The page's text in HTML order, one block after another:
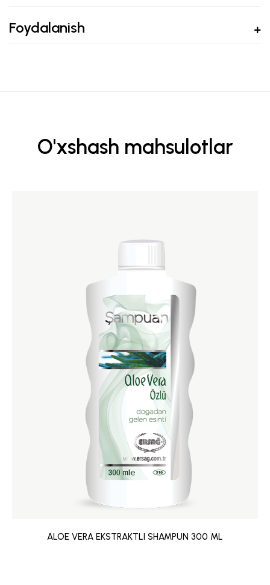
Foydalanish
O'xshash mahsulotlar
ALOE VERA EKSTRAKTLI SHAMPUN 300 ML